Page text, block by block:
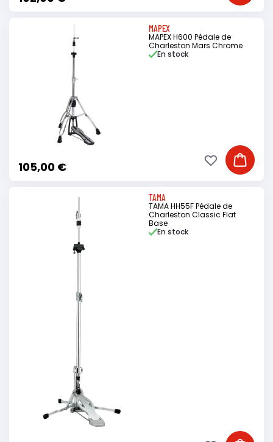
MAPEX
MAPEX H600 Pédale de
Charleston Mars Chrome
105,00 €
En stock
Ajouter
Ajouter à ma
TAMA
TAMA HH55F Pédale de
Charleston Classic Flat
Base
En stock